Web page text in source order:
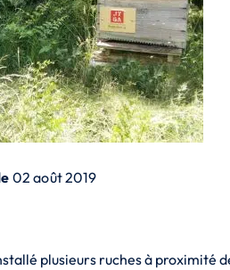
02 août 2019
plusieurs ruches à